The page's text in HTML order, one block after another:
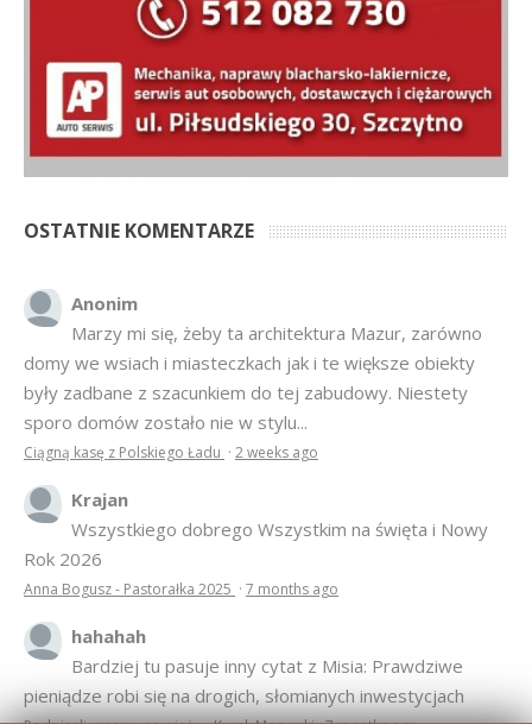
OSTATNIE KOMENTARZE
Anonim
Marzy mi się, żeby ta architektura Mazur, zarówno
domy we wsiach i miasteczkach jak i te większe obiekty
były zadbane z szacunkiem do tej zabudowy. Niestety
sporo domów zostało nie w stylu...
Ciągną kasę z Polskiego Ładu · 2 weeks ago
Krajan
Wszystkiego dobrego Wszystkim na święta i Nowy
Rok 2026
Anna Bogusz - Pastorałka 2025 · 7 months ago
hahahah
Bardziej tu pasuje inny cytat z Misia: Prawdziwe
pieniądze robi się na drogich, słomianych inwestycjach